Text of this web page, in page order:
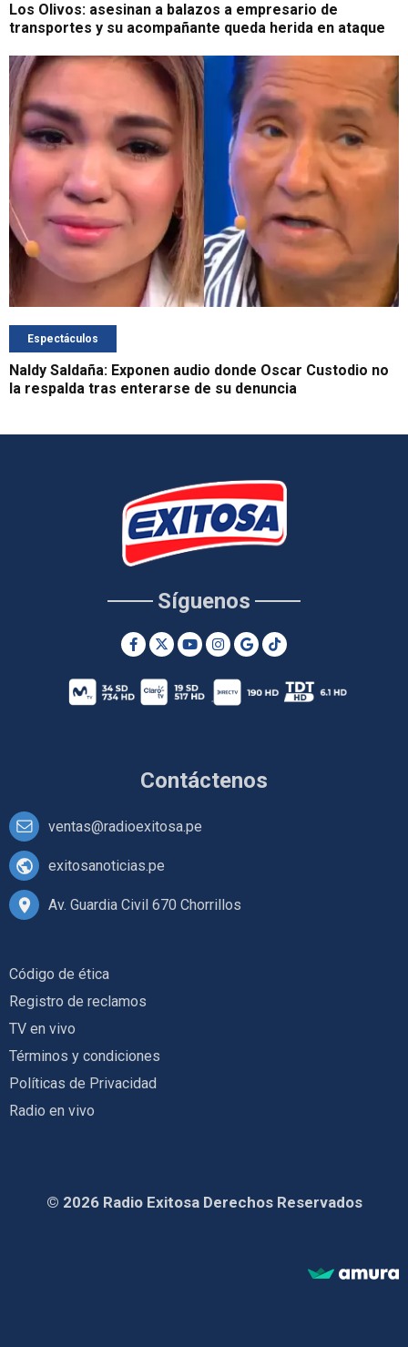
Los Olivos: asesinan a balazos a empresario de
transportes y su acompañante queda herida en ataque
Espectáculos
Naldy Saldaña: Exponen audio donde Oscar Custodio no
la respalda tras enterarse de su denuncia
Contáctenos
ventas@radioexitosa.pe
exitosanoticias.pe
Av. Guardia Civil 670 Chorrillos
Síguenos
Código de ética
Registro de reclamos
TV en vivo
Términos y condiciones
Políticas de Privacidad
Radio en vivo
© 2026 Radio Exitosa Derechos Reservados